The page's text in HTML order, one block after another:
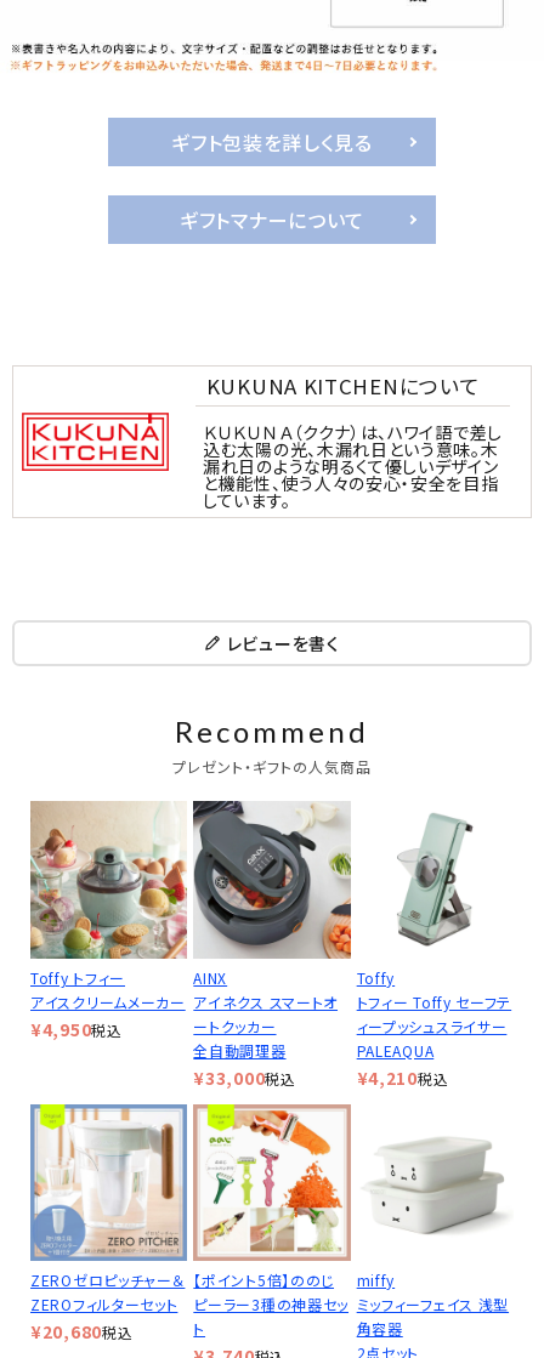
ギフト包装を詳しく見る
ギフトマナーについて
KUKUNA KITCHENについて
ＫＵＫＵＮＡ（ククナ）は、ハワイ語で差し
込む太陽の光、木漏れ日という意味。木
漏れ日のような明るくて優しいデザイン
と機能性、使う人々の安心・安全を目指
しています。
レビューを書く
Recommend
プレゼント・ギフトの人気商品
Toffy トフィー
アイスクリームメーカー
¥4,950税込
AINX
アイネクス スマートオ
ートクッカー
全自動調理器
¥33,000税込
Toffy
トフィー Toffy セーフテ
ィープッシュスライサー
PALEAQUA
¥4,210税込
ZEROゼロピッチャー＆
ZEROフィルターセット
¥20,680税込
【ポイント5倍】ののじ
ピーラー3種の神器セッ
ト
miffy
ミッフィーフェイス 浅型
角容器
2点セット